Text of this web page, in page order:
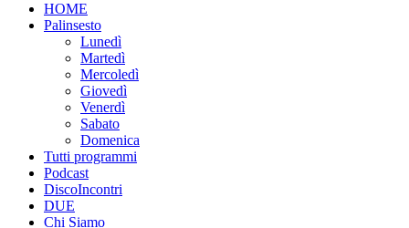
HOME
Palinsesto
Lunedì
Martedì
Mercoledì
Giovedì
Venerdì
Sabato
Domenica
Tutti programmi
Podcast
DiscoIncontri
DUE
Chi Siamo